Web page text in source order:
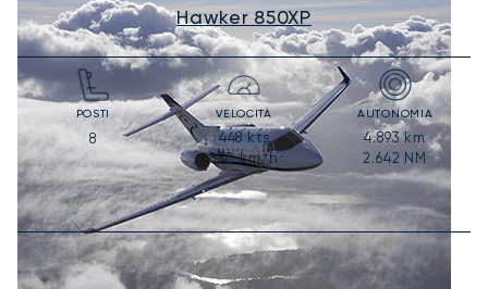
Hawker 850XP
POSTI
8
VELOCITÀ
448kts
830km/h
AUTONOMIA
4.893km
2.642 NM